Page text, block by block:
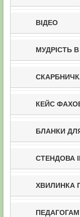
ВІДЕО
МУДРІСТЬ
КЕЙС
БЛАНКИ
СТЕНДОВА
ХВИЛИНКА
ПЕДАГОГАМ